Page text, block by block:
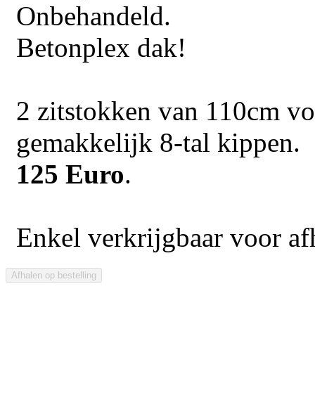
Onbehandeld.
Betonplex dak!
2 zitstokken van 110cm
gemakkelijk 8-tal kippen.
125 Euro.
Enkel verkrijgbaar voor